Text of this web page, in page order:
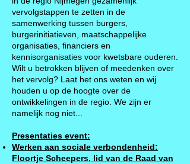
vervolgstappen te zetten in de
samenwerking tussen burgers,
burgerinitiatieven, maatschappelijke
organisaties, financiers en
kennisorganisaties voor kwetsbare ouderen.
Wilt u betrokken blijven of meedenken over
het vervolg? Laat het ons weten en wij
houden u op de hoogte over de
ontwikkelingen in de regio. We zijn er
namelijk nog niet...
Presentaties event:
Werken aan sociale verbondenheid:
Floortje Scheepers, lid van de Raad van